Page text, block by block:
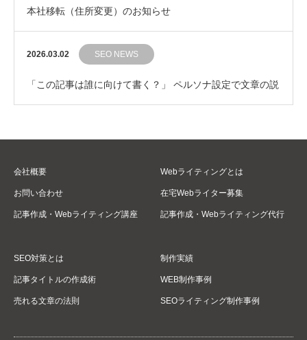
本社移転（住所変更）のお知らせ
2026.03.02 SEO NEWS
「この記事は誰に向けて書く？」 ペルソナ設定で文章の説
会社概要
お問い合わせ
記事作成・Webライティング講座
Webライティングとは
在宅Webライター募集
記事作成・Webライティング代行
SEO対策とは
記事タイトルの作成術
売れる文章の法則
制作実績
WEB制作事例
SEOライティング制作事例